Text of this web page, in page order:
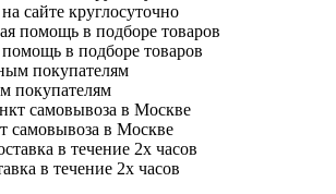
сайте круглосуточно
в подборе товаров
покупателям
самовывоза в Москве
в течение 2х часов